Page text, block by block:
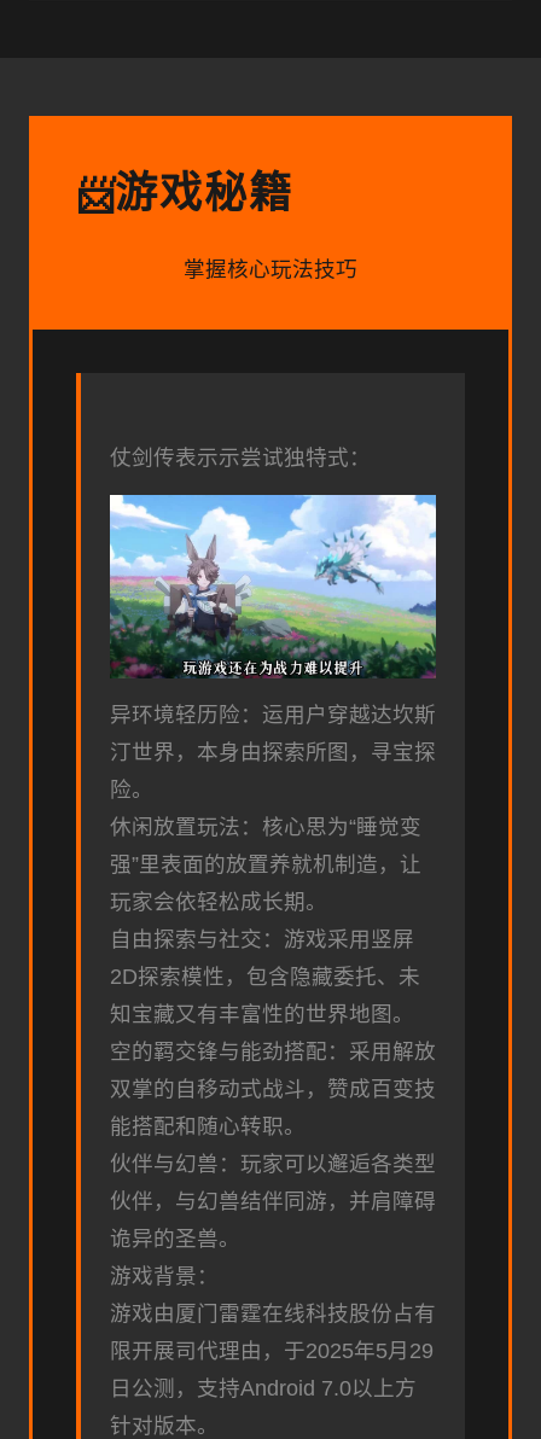
📨游戏秘籍
掌握核心玩法技巧
仗剑传表示示尝试独特式：
异环境轻历险：运用户穿越达坎斯
汀世界，本身由探索所图，寻宝探
险。
休闲放置玩法：核心思为“睡觉变
强”里表面的放置养就机制造，让
玩家会依轻松成长期。
自由探索与社交：游戏采用竖屏
2D探索模性，包含隐藏委托、未
知宝藏又有丰富性的世界地图。
空的羁交锋与能劲搭配：采用解放
双掌的自移动式战斗，赞成百变技
能搭配和随心转职。
伙伴与幻兽：玩家可以邂逅各类型
伙伴，与幻兽结伴同游，并肩障碍
诡异的圣兽。
游戏背景：
游戏由厦门雷霆在线科技股份占有
限开展司代理由，于2025年5月29
日公测，支持Android 7.0以上方
针对版本。